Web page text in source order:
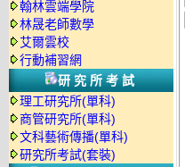
翰林雲端學院
林晟老師數學
艾爾雲校
行動補習網
研究所考試
理工研究所(單科)
商管研究所(單科)
文科藝術傳播(單科)
研究所考試(套裝)